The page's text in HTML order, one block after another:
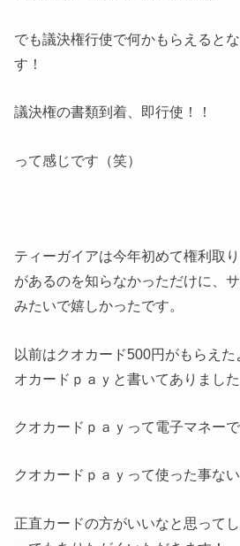
でも議決権行使で何かもらえると
す！
議決権の書類到着、即行使！！
って感じです（笑）
ティーガイアは今年初めて権利取
があるのを知らなかっただけに、
みたいで嬉しかったです。
以前はクオカード500円がもらえ
オカードｐａｙと書いてありました
クオカードｐａｙって電子マネーで
クオカードｐａｙって使った事な
正直カードの方がいいなと思って